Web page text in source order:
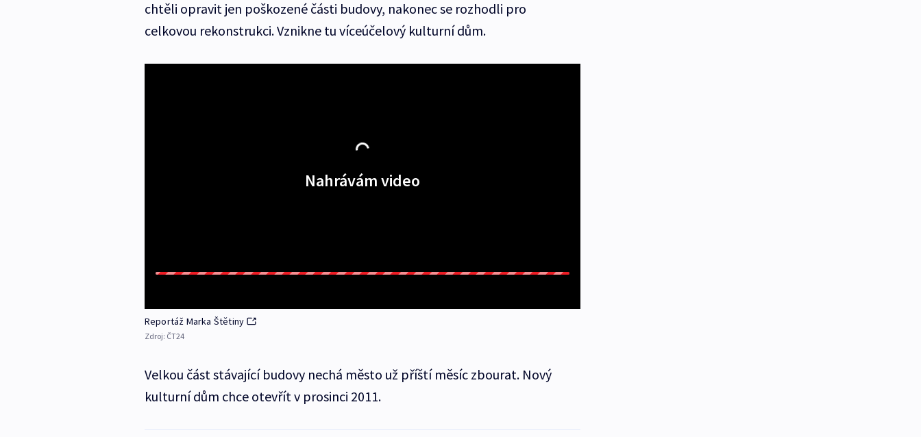
chtěli opravit jen poškozené části budovy, nakonec se rozhodli pro
celkovou rekonstrukci. Vznikne tu víceúčelový kulturní dům.
Nahrávám video
Reportáž Marka Štětiny
Zdroj: ČT24
Velkou část stávající budovy nechá město už příští měsíc zbourat. Nový
kulturní dům chce otevřít v prosinci 2011.